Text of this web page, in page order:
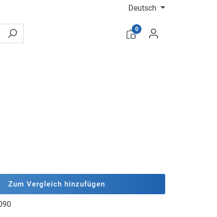
Deutsch
0
Zum Vergleich hinzufügen